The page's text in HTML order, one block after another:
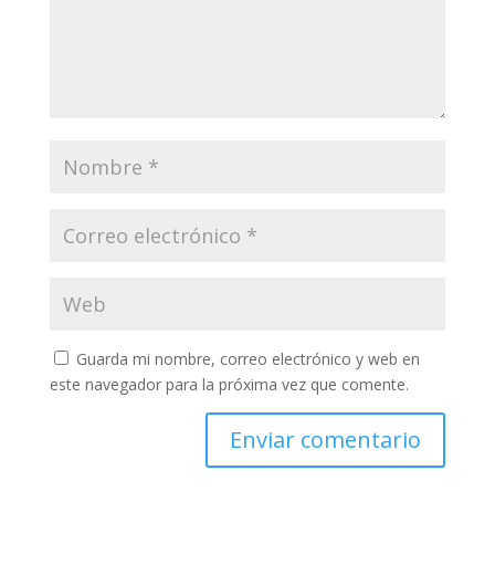
Guarda mi nombre, correo electrónico y web en
este navegador para la próxima vez que comente.